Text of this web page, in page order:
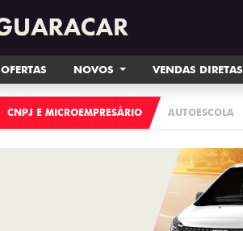
OFERTAS NOVOS VENDAS DIRETAS
CNPJ E MICROEMPRESÁRIO AUTOESCOLA